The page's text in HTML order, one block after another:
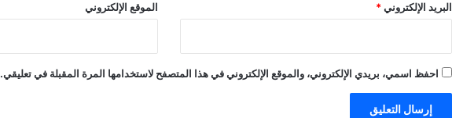
البريد الإلكتروني* الموقع الإلكتروني
احفظ اسمي، بريدي الإلكتروني، والموقع الإلكتروني في هذا المتصفح لاستخدامها المرة المقبلة في تعليقي.